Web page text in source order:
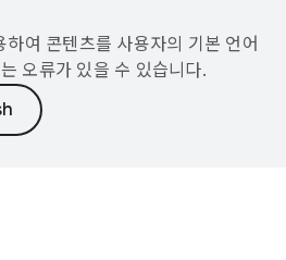
여 콘텐츠를 사용자의 기본 언어
오류가 있을 수 있습니다.